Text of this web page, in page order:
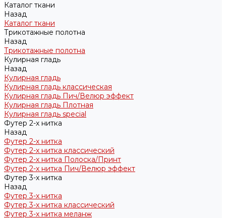
Каталог ткани
Назад
Каталог ткани
Трикотажные полотна
Назад
Трикотажные полотна
Кулирная гладь
Назад
Кулирная гладь
Кулирная гладь классическая
Кулирная гладь Пич/Велюр эффект
Кулирная гладь Плотная
Кулирная гладь special
Футер 2-х нитка
Назад
Футер 2-х нитка
Футер 2-х нитка классический
Футер 2-х нитка Полоска/Принт
Футер 2-х нитка Пич/Велюр эффект
Футер 3-х нитка
Назад
Футер 3-х нитка
Футер 3-х нитка классический
Футер 3-х нитка меланж